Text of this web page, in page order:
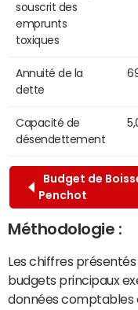
souscrit des
emprunts
toxiques
Annuité de la
dette
Capacité de
désendettement
Budget de
Penchot
Méthodologie :
Les chiffres
budgets principaux
données comptables